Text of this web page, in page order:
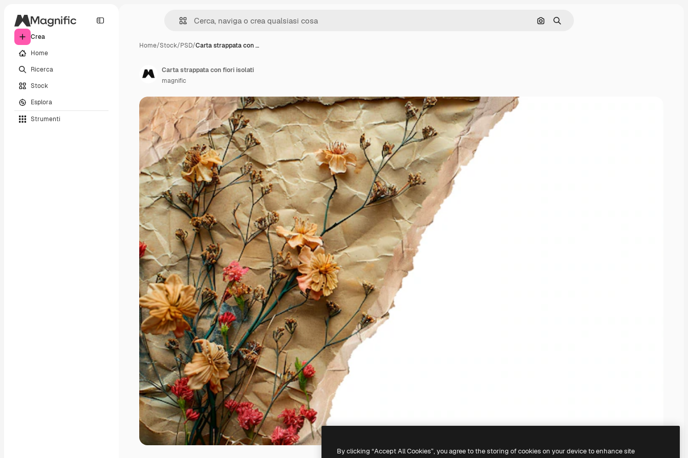
Crea
Home
Ricerca
Stock
Esplora
Strumenti
Cerca per immagine
Ricerca
Home/Stock/PSD/Carta strappata con …
Carta strappata con fiori isolati
magnific
By clicking “Accept All Cookies”, you agree to the storing of cookies on your device to enhance site